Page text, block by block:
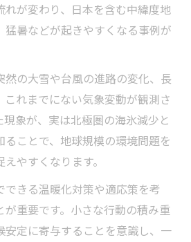
れが変わり、日本を含む中緯度地
暑などが起きやすくなる事例が
然の大雪や台風の進路の変化、長
れまでにない気象変動が観測さ
象が、実は北極圏の海氷減少と
ことで、地球規模の環境問題を
やすくなります。
できる温暖化対策や適応策を考
が重要です。小さな行動の積み重
安定に寄与することを意識し、一